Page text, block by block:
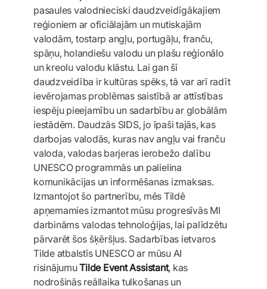
pasaules valodnieciski daudzveidīgākajiem
reģioniem ar oficiālajām un mutiskajām
valodām, tostarp angļu, portugāļu, franču,
spāņu, holandiešu valodu un plašu reģionālo
un kreolu valodu klāstu. Lai gan šī
daudzveidība ir kultūras spēks, tā var arī radīt
ievērojamas problēmas saistībā ar attīstības
iespēju pieejamību un sadarbību ar globālām
iestādēm. Daudzās SIDS, jo īpaši tajās, kas
darbojas valodās, kuras nav angļu vai franču
valoda, valodas barjeras ierobežo dalību
UNESCO programmās un palielina
komunikācijas un informēšanas izmaksas.
Izmantojot šo partnerību, mēs Tildē
apņemamies izmantot mūsu progresīvās MI
darbināms valodas tehnoloģijas, lai palīdzētu
pārvarēt šos šķēršļus. Sadarbības ietvaros
Tilde atbalstīs UNESCO ar mūsu AI
risinājumuTilde Event Assistant, kas
nodrošinās reāllaika tulkošanas un